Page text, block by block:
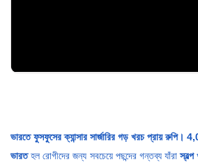
ভারতে ফুসফুসের ক্যান্সার সার্জারির গড় খরচ প্রায়
ভারতহল রোগীদের জন্য সবচেয়ে পছন্দের গন্তব্য যাঁরাস্বল্প